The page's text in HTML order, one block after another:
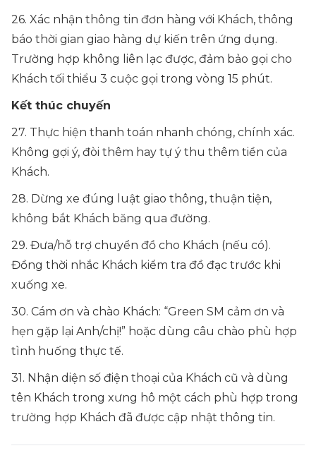
26. Xác nhận thông tin đơn hàng với Khách, thông
báo thời gian giao hàng dự kiến trên ứng dụng.
Trường hợp không liên lạc được, đảm bảo gọi cho
Khách tối thiểu 3 cuộc gọi trong vòng 15 phút.
Kết thúc chuyến
27. Thực hiện thanh toán nhanh chóng, chính xác.
Không gợi ý, đòi thêm hay tự ý thu thêm tiền của
Khách.
28. Dừng xe đúng luật giao thông, thuận tiện,
không bắt Khách băng qua đường.
29. Đưa/hỗ trợ chuyển đồ cho Khách (nếu có).
Đồng thời nhắc Khách kiểm tra đồ đạc trước khi
xuống xe.
30. Cám ơn và chào Khách: “Green SM cảm ơn và
hẹn gặp lại Anh/chị!” hoặc dùng câu chào phù hợp
tình huống thực tế.
31. Nhận diện số điện thoại của Khách cũ và dùng
tên Khách trong xưng hô một cách phù hợp trong
trường hợp Khách đã được cập nhật thông tin.